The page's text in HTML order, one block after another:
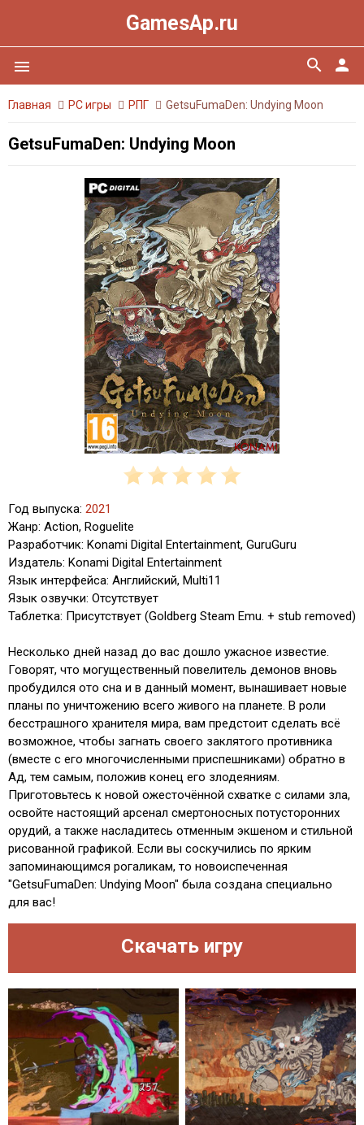
GamesAp.ru
menu person
search
Главная PC игры РПГ GetsuFumaDen: Undying Moon
GetsuFumaDen: Undying Moon
Год выпуска: 2021
Жанр: Action, Roguelite
Разработчик: Konami Digital Entertainment, GuruGuru
Издатель: Konami Digital Entertainment
Язык интерфейса: Английский, Multi11
Язык озвучки: Отсутствует
Таблетка: Присутствует (Goldberg Steam Emu. + stub removed)
Несколько дней назад до вас дошло ужасное известие.
Говорят, что могущественный повелитель демонов вновь
пробудился ото сна и в данный момент, вынашивает новые
планы по уничтожению всего живого на планете. В роли
бесстрашного хранителя мира, вам предстоит сделать всё
возможное, чтобы загнать своего заклятого противника
(вместе с его многочисленными приспешниками) обратно в
Ад, тем самым, положив конец его злодеяниям.
Приготовьтесь к новой ожесточённой схватке с силами зла,
освойте настоящий арсенал смертоносных потусторонних
орудий, а также насладитесь отменным экшеном и стильной
рисованной графикой. Если вы соскучились по ярким
запоминающимся рогаликам, то новоиспеченная
"GetsuFumaDen: Undying Moon" была создана специально
для вас!
Скачать игру